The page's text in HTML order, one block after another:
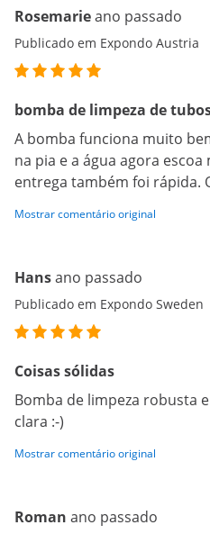
Rosemarieano passado
Publicado em Expondo Austria
bomba de limpeza de
A bomba funciona muito
na pia e a água agora
entrega também foi rápida.
Mostrar comentário original
Hansano passado
Publicado em Expondo Sweden
Coisas sólidas
Bomba de limpeza robusta
clara :-)
Mostrar comentário original
Roman ano passado